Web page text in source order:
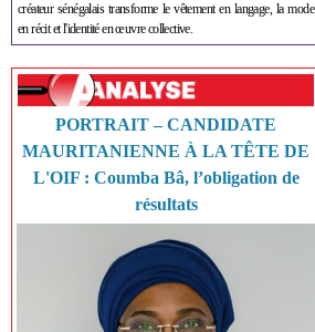
créateur sénégalais transforme le vêtement en langage, la mode
en récit et l'identité en œuvre collective.
PORTRAIT – CANDIDATE
MAURITANIENNE À LA TÊTE DE
L'OIF : Coumba Bâ, l’obligation de
résultats